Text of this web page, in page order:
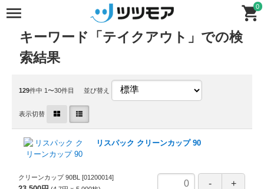
0
キーワード「テイクアウト」での検
索結果
129件中 1〜30件目 並び替え
表示切替
リスパック クリーンカップ 90
クリーンカップ 90BL [01200014]